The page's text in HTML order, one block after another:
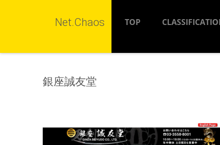
Net.Chaos TOP
銀座誠友堂